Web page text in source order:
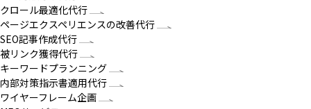
クロール最適化代行
ページエクスペリエンスの改善代行
SEO記事作成代行
被リンク獲得代行
キーワードプランニング
内部対策指示書適用代行
ワイヤーフレーム企画